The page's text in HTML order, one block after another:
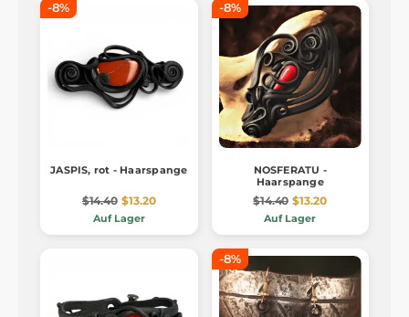
-8%
JASPIS, rot - Haarspange
$14.40 $13.20
Auf Lager
-8%
NOSFERATU -
Haarspange
$14.40 $13.20
Auf Lager
-8%